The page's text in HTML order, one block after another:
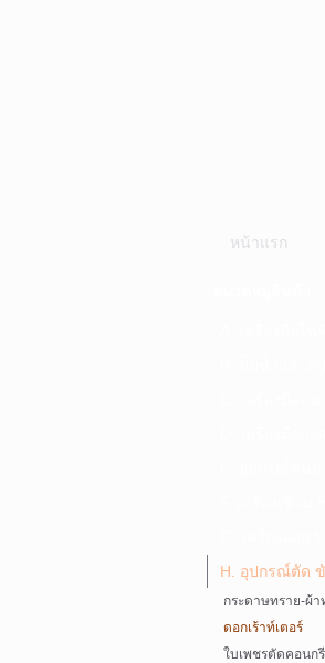
หน้าแรก
H. อุปกรณ์ตัด ขั
กระดาษทราย-ผ้า
ดอกเร้าท์เตอร์
ใบเพชรตัดคอนก